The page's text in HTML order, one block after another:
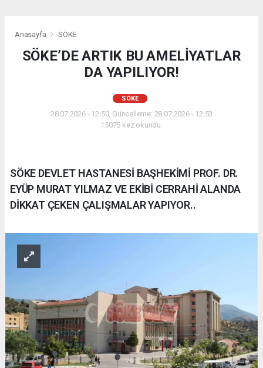
Anasayfa SÖKE
SÖKE’DE ARTIK BU AMELİYATLAR
DA YAPILIYOR!
SÖKE
28.07.2026 - 12:50, Güncelleme: 28.07.2026 - 12:53
15075 kez okundu.
SÖKE DEVLET HASTANESİ BAŞHEKİMİ PROF. DR.
EYÜP MURAT YILMAZ VE EKİBİ CERRAHİ ALANDA
DİKKAT ÇEKEN ÇALIŞMALAR YAPIYOR..